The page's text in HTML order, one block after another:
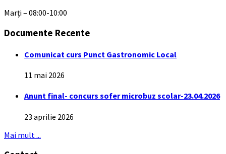
Marți – 08:00-10:00
Documente Recente
Comunicat curs Punct Gastronomic Local
11 mai 2026
Anunt final- concurs sofer microbuz scolar-23.04.2026
23 aprilie 2026
Mai mult ...